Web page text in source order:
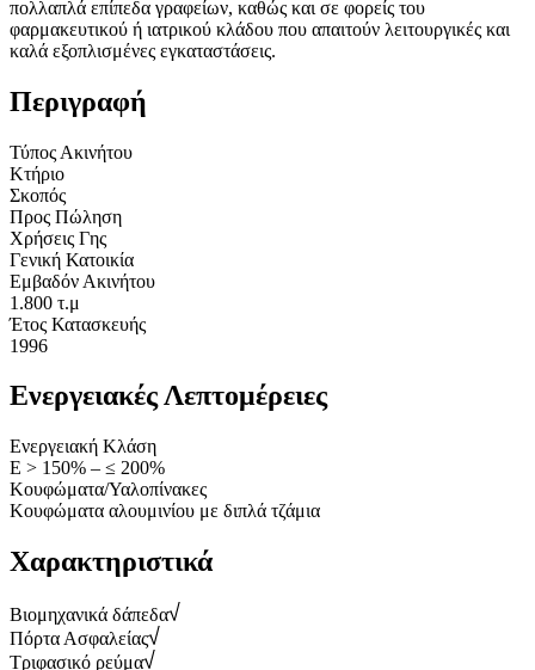
πολλαπλά επίπεδα γραφείων, καθώς και σε φορείς του
φαρμακευτικού ή ιατρικού κλάδου που απαιτούν λειτουργικές και
καλά εξοπλισμένες εγκαταστάσεις.
Περιγραφή
Τύπος Ακινήτου
Κτήριο
Σκοπός
Προς Πώληση
Χρήσεις Γης
Γενική Κατοικία
Εμβαδόν Ακινήτου
1.800 τ.μ
Έτος Κατασκευής
1996
Ενεργειακές Λεπτομέρειες
Ενεργειακή Κλάση
Ε > 150% – ≤ 200%
Κουφώματα/Υαλοπίνακες
Κουφώματα αλουμινίου με διπλά τζάμια
Χαρακτηριστικά
Βιομηχανικά δάπεδα
Πόρτα Ασφαλείας
Τριφασικό ρεύμα